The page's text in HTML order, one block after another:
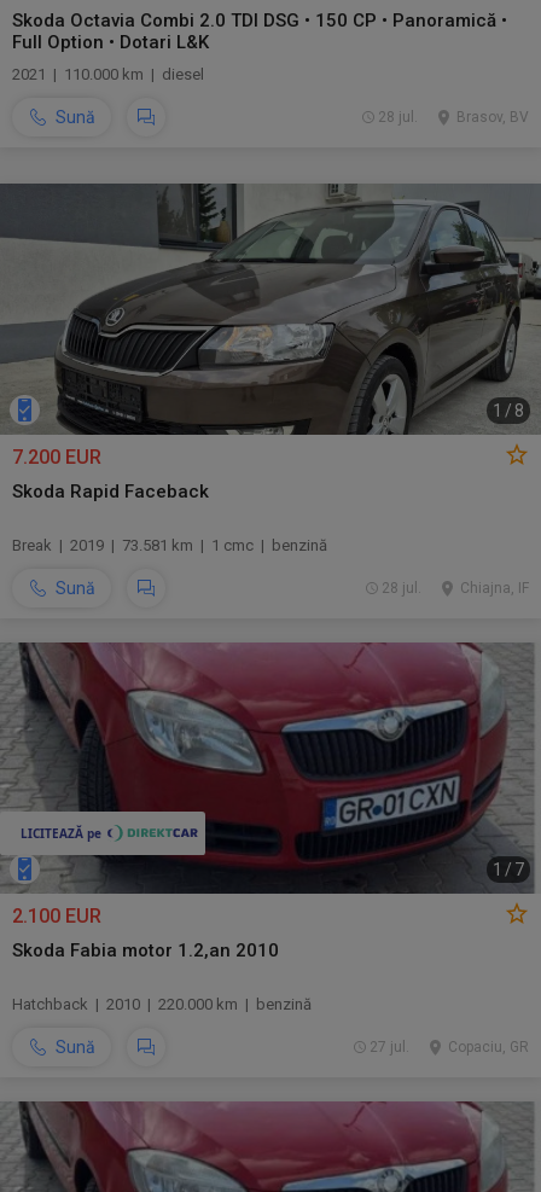
Skoda Octavia Combi 2.0 TDI DSG • 150 CP • Panoramică •
Full Option • Dotari L&K
2021 | 110.000 km | diesel
Sună Brasov, BV
28 jul.
1 / 8
7.200 EUR
Skoda Rapid Faceback
Break | 2019 | 73.581 km | 1 cmc | benzină
Sună Chiajna, IF
28 jul.
1 /7
2.100 EUR
Skoda Fabia motor 1.2,an 2010
Hatchback | 2010 | 220.000 km | benzină
Sună Copaciu, GR
27 jul.